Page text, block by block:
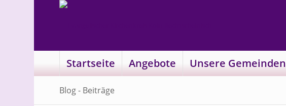
Startseite Angebote Unsere Gemeinden
Blog - Beiträge